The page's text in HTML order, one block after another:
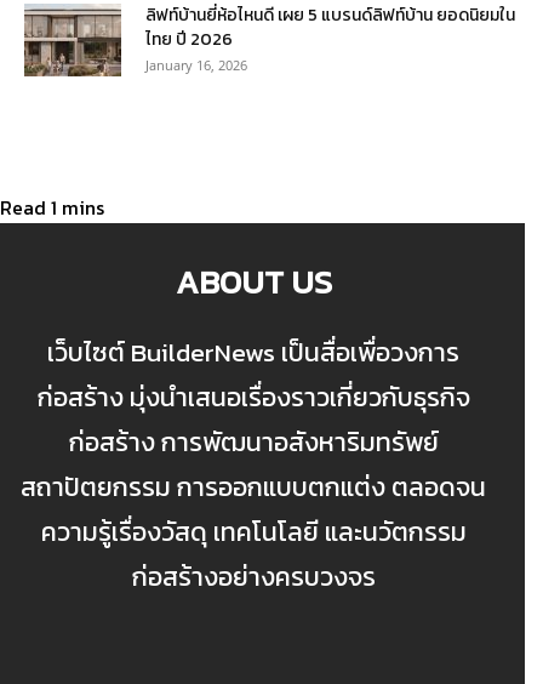
ลิฟท์บ้านยี่ห้อไหนดี เผย 5 แบรนด์ลิฟท์บ้าน ยอดนิยมใน
ไทย ปี 2026
January 16, 2026
ABOUT US
เว็บไซต์ BuilderNews เป็นสื่อเพื่อวงการ
ก่อสร้าง มุ่งนำเสนอเรื่องราวเกี่ยวกับธุรกิจ
ก่อสร้าง การพัฒนาอสังหาริมทรัพย์
สถาปัตยกรรม การออกแบบตกแต่ง ตลอดจน
ความรู้เรื่องวัสดุ เทคโนโลยี และนวัตกรรม
ก่อสร้างอย่างครบวงจร